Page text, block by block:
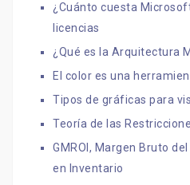
¿Cuánto cuesta
licencias
¿Qué es la Arquitectura
El color es una
Tipos de gráficas para
Teoría de las
GMROI, Margen Bruto
en Inventario